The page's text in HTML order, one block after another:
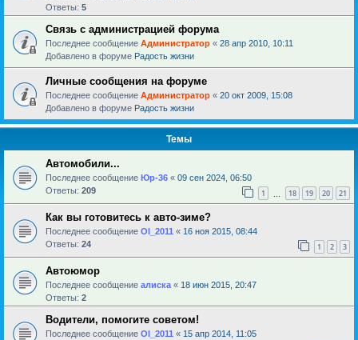
Ответы: 5
Связь с администрацией форума
Последнее сообщение Администратор « 28 апр 2010, 10:11
Добавлено в форуме Радость жизни
Личные сообщения на форуме
Последнее сообщение Администратор « 20 окт 2009, 15:08
Добавлено в форуме Радость жизни
Темы
Автомобили...
Последнее сообщение Юр-36 « 09 сен 2024, 06:50
Ответы: 209 1 18 19 20 21
Как вы готовитесь к авто-зиме?
Последнее сообщение Ol_2011 « 16 ноя 2015, 08:44
Ответы: 24 1 2 3
Автоюмор
Последнее сообщение алиска « 18 июн 2015, 20:47
Ответы: 2
Водители, помогите советом!
Последнее сообщение Ol_2011 « 15 апр 2014, 11:05